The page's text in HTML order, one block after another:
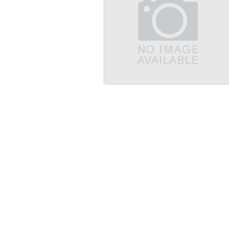
o
o
k